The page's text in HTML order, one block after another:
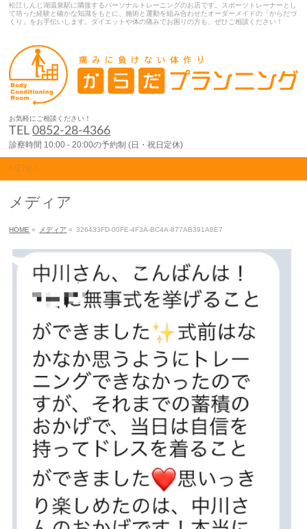
松江しんじ湖温泉駅に隣接するパーソナルトレーニングのお店です。スポーツトレーナーとし
て培った経験と確かな知識をもとに、施術と運動を組み合わせたオーダーメイドの「からだづ
くり」をお手伝いします。ダイエットや体の痛みでお困りの方も、ぜひご相談ください！
お気軽にご相談ください！
TEL0852-28-4366
診察時間 10:00 - 20:00の予約制 (日・祝日定休)
MENU
メディア
HOME » メディア » 326433FD-00FE-4F3A-BC4A-877AB391A8E7